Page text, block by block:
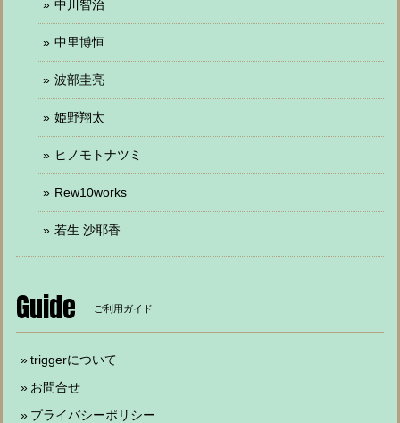
中川智治
中里博恒
波部圭亮
姫野翔太
ヒノモトナツミ
Rew10works
若生 沙耶香
Guide ご利用ガイド
triggerについて
お問合せ
プライバシーポリシー